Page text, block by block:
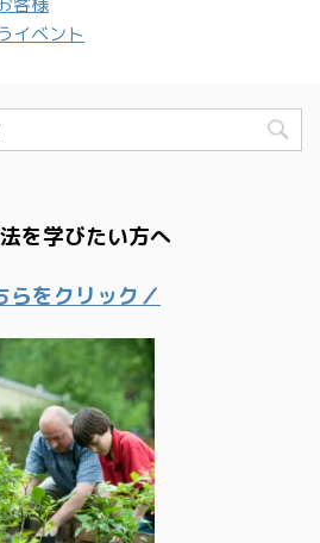
イベント
を学びたい方へ
らをクリック／